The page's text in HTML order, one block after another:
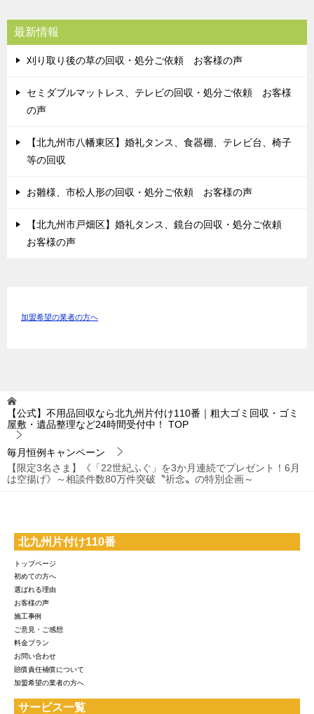
最新情報
刈り取り後の草の回収・処分ご依頼 お客様の声
セミダブルマットレス、テレビの回収・処分ご依頼 お客様
の声
【北九州市八幡東区】婚礼タンス、食器棚、テレビ台、椅子
等の回収
お雛様、市松人形の回収・処分ご依頼 お客様の声
【北九州市戸畑区】婚礼タンス、鏡台の回収・処分ご依頼
お客様の声
加盟希望の業者の方へ
【公式】不用品回収なら北九州片付け110番｜粗大ゴミ回収・ゴミ
屋敷・遺品整理など24時間受付中！
TOP
毎月恒例キャンペーン
【限定3名さま】《「22世紀ふぐ」を3か月連続でプレゼント！6月
は空揚げ》～相談件数80万件突破〝祈念〟の特別企画～
北九州片付け110番
トップページ
初めての方へ
選ばれる理由
お客様の声
施工事例
ご意見・ご感想
料金プラン
お問い合わせ
賠償責任補償について
加盟希望の業者の方へ
サービス一覧